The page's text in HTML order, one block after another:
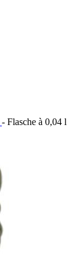
- Flasche à 0,04 l